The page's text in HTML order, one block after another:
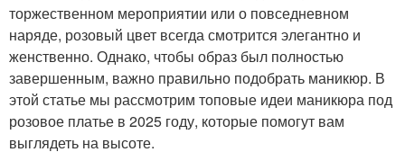
торжественном мероприятии или о повседневном
наряде, розовый цвет всегда смотрится элегантно и
женственно. Однако, чтобы образ был полностью
завершенным, важно правильно подобрать маникюр. В
этой статье мы рассмотрим топовые идеи маникюра под
розовое платье в 2025 году, которые помогут вам
выглядеть на высоте.